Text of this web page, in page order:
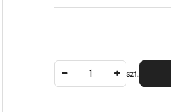
szt.